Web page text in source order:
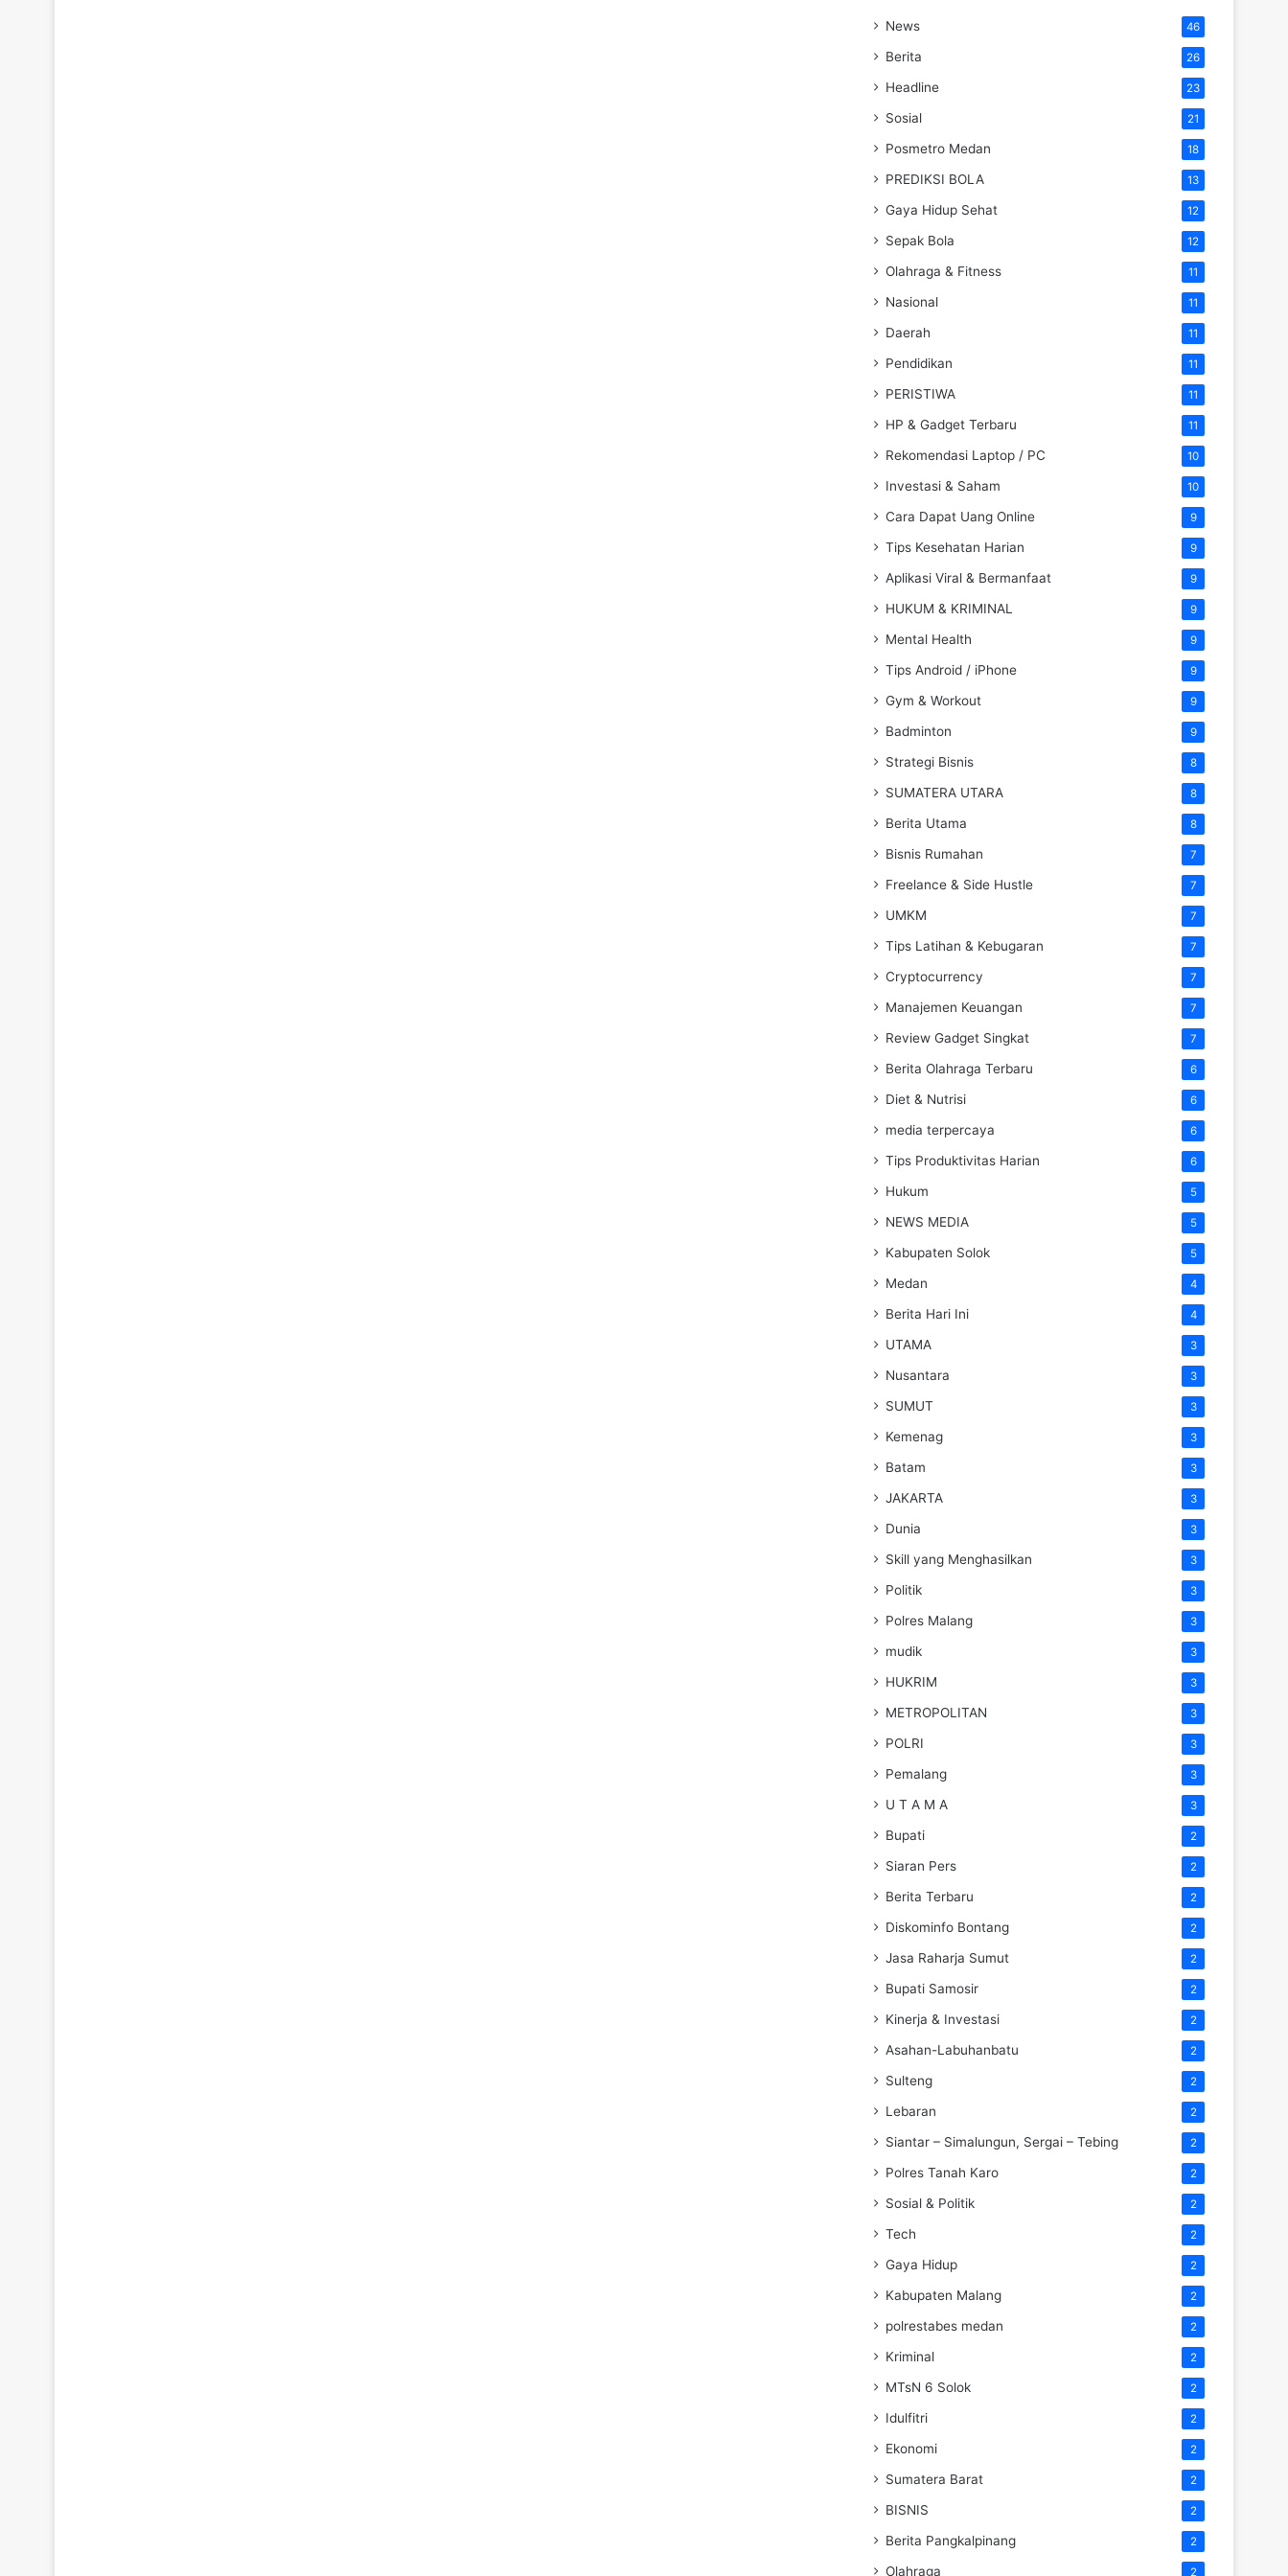
News 46
Berita 26
Headline 23
Sosial 21
Posmetro Medan 18
PREDIKSI BOLA 13
Gaya Hidup Sehat 12
Sepak Bola 12
Olahraga & Fitness 11
Nasional 11
Daerah 11
Pendidikan 11
PERISTIWA 11
HP & Gadget Terbaru 11
Rekomendasi Laptop / PC 10
Investasi & Saham 10
Cara Dapat Uang Online 9
Tips Kesehatan Harian 9
Aplikasi Viral & Bermanfaat 9
HUKUM & KRIMINAL 9
Mental Health 9
Tips Android / iPhone 9
Gym & Workout 9
Badminton 9
Strategi Bisnis 8
SUMATERA UTARA 8
Berita Utama 8
Bisnis Rumahan 7
Freelance & Side Hustle 7
UMKM 7
Tips Latihan & Kebugaran 7
Cryptocurrency 7
Manajemen Keuangan 7
Review Gadget Singkat 7
Berita Olahraga Terbaru 6
Diet & Nutrisi 6
media terpercaya 6
Tips Produktivitas Harian 6
Hukum 5
NEWS MEDIA 5
Kabupaten Solok 5
Medan 4
Berita Hari Ini 4
UTAMA 3
Nusantara 3
SUMUT 3
Kemenag 3
Batam 3
JAKARTA 3
Dunia 3
Skill yang Menghasilkan 3
Politik 3
Polres Malang 3
mudik 3
HUKRIM 3
METROPOLITAN 3
POLRI 3
Pemalang 3
U T A M A 3
Bupati 2
Siaran Pers 2
Berita Terbaru 2
Diskominfo Bontang 2
Jasa Raharja Sumut 2
Bupati Samosir 2
Kinerja & Investasi 2
Asahan-Labuhanbatu 2
Sulteng 2
Lebaran 2
Siantar – Simalungun, Sergai – Tebing 2
Polres Tanah Karo 2
Sosial & Politik 2
Tech 2
Gaya Hidup 2
Kabupaten Malang 2
polrestabes medan 2
Kriminal 2
MTsN 6 Solok 2
Idulfitri 2
Ekonomi 2
Sumatera Barat 2
BISNIS 2
Berita Pangkalpinang 2
Olahraga 2